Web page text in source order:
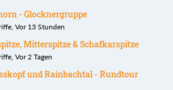
- Glocknergruppe
Vor 13 Stunden
Mitterspitze & Schafkarspitze
Vor 2 Tagen
und Rainbachtal - Rundtour